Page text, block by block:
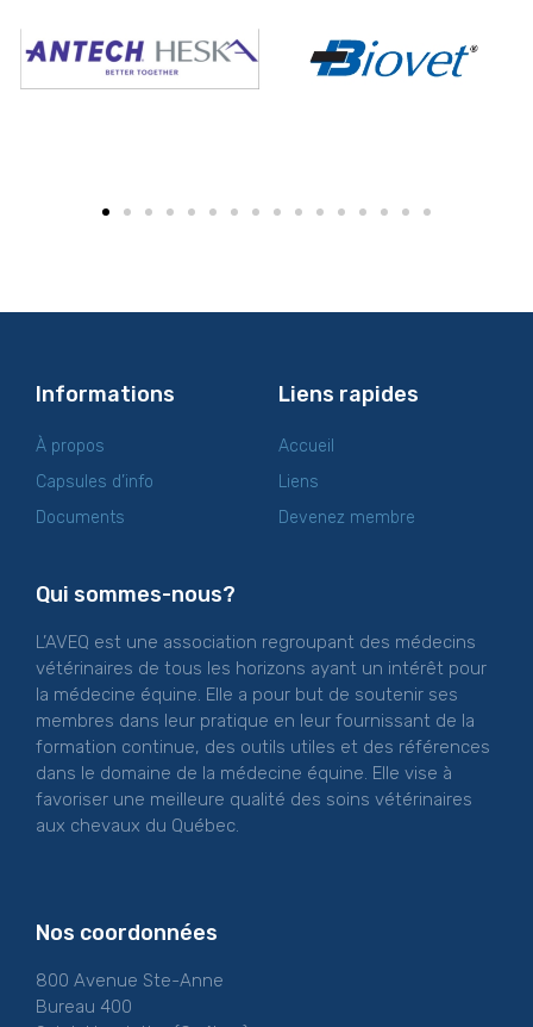
Informations
À propos
Capsules d’info
Documents
Liens rapides
Accueil
Liens
Devenez membre
Qui sommes-nous?
L’AVEQ est une association regroupant des médecins
vétérinaires de tous les horizons ayant un intérêt pour
la médecine équine. Elle a pour but de soutenir ses
membres dans leur pratique en leur fournissant de la
formation continue, des outils utiles et des références
dans le domaine de la médecine équine. Elle vise à
favoriser une meilleure qualité des soins vétérinaires
aux chevaux du Québec.
Nos coordonnées
800 Avenue Ste-Anne
Bureau 400